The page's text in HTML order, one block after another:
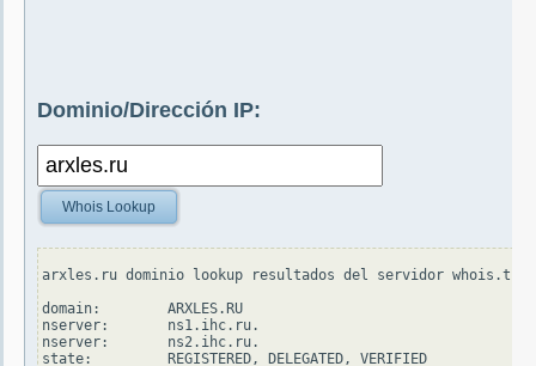
Dominio/Dirección IP:
Whois Lookup
arxles.ru dominio lookup resultados del servidor
domain:        ARXLES.RU
nserver:       ns1.ihc.ru.
nserver:       ns2.ihc.ru.
state:         REGISTERED, DELEGATED, VERIFIED